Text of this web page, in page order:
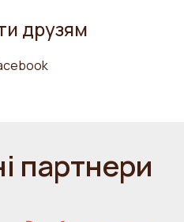
друзям
партнери